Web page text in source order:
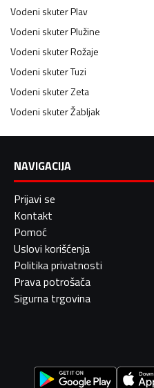
Vodeni skuterPlav
Vodeni skuterPlužine
Vodeni skuterRožaje
Vodeni skuterTuzi
Vodeni skuterZeta
Vodeni skuterŽabljak
NAVIGACIJA
Prijavi se
Kontakt
Pomoć
Uslovi korišćenja
Politika privatnosti
Prava potrošača
Sigurna trgovina